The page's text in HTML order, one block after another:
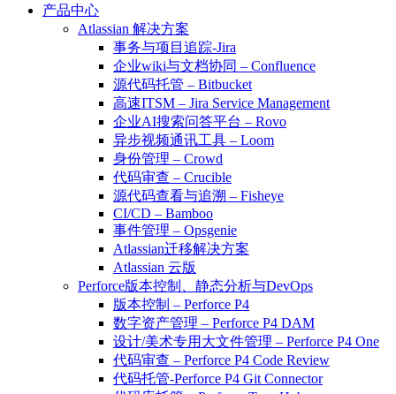
产品中心
Atlassian 解决方案
事务与项目追踪-Jira
企业wiki与文档协同 – Confluence
源代码托管 – Bitbucket
高速ITSM – Jira Service Management
企业AI搜索问答平台 – Rovo
异步视频通讯工具 – Loom
身份管理 – Crowd
代码审查 – Crucible
源代码查看与追溯 – Fisheye
CI/CD – Bamboo
事件管理 – Opsgenie
Atlassian迁移解决方案
Atlassian 云版
Perforce版本控制、静态分析与DevOps
版本控制 – Perforce P4
数字资产管理 – Perforce P4 DAM
设计/美术专用大文件管理 – Perforce P4 One
代码审查 – Perforce P4 Code Review
代码托管-Perforce P4 Git Connector